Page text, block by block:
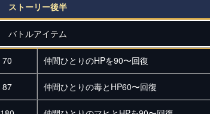
ストーリー後半
バトルアイテム
70 仲間ひとりのHPを90〜回復
87 仲間ひとりの毒とHP60〜回復